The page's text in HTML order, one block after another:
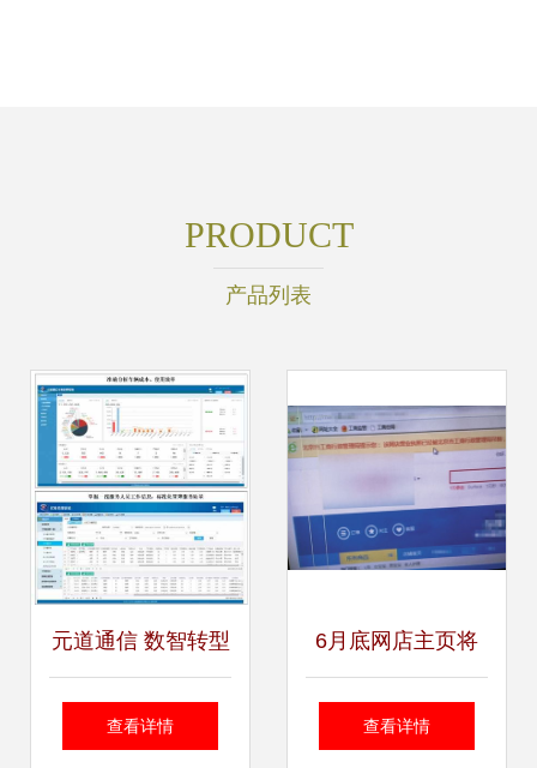
PRODUCT
产品列表
元道通信 数智转型
的“护航者”——系
查看详情
6月底网店主页将
显示信用信息 黑名
查看详情